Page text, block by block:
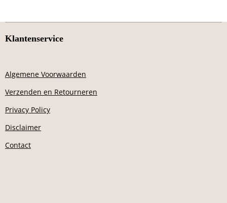
Klantenservice
Algemene Voorwaarden
Verzenden en Retourneren
Privacy Policy
Disclaimer
Contact